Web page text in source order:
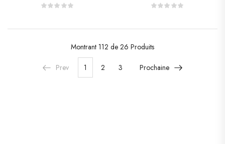
Montrant 112 de 26 Produits
Prev 1 2 3 Prochaine